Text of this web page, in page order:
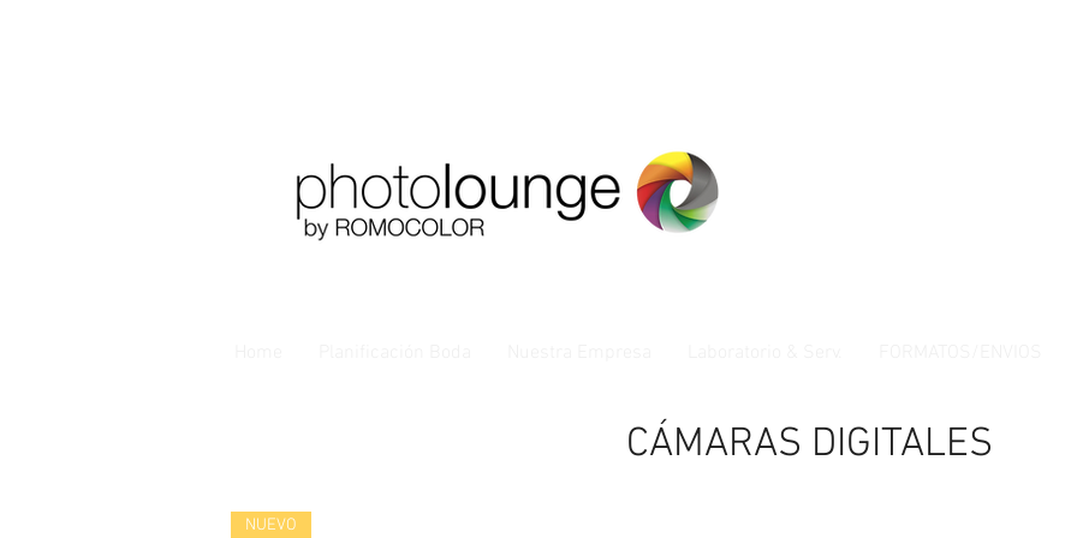
CÁMARAS DIGITALES
NUEVO